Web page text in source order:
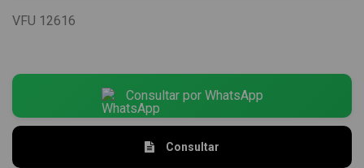
VFU 12616
Consultar por WhatsApp
Consultar